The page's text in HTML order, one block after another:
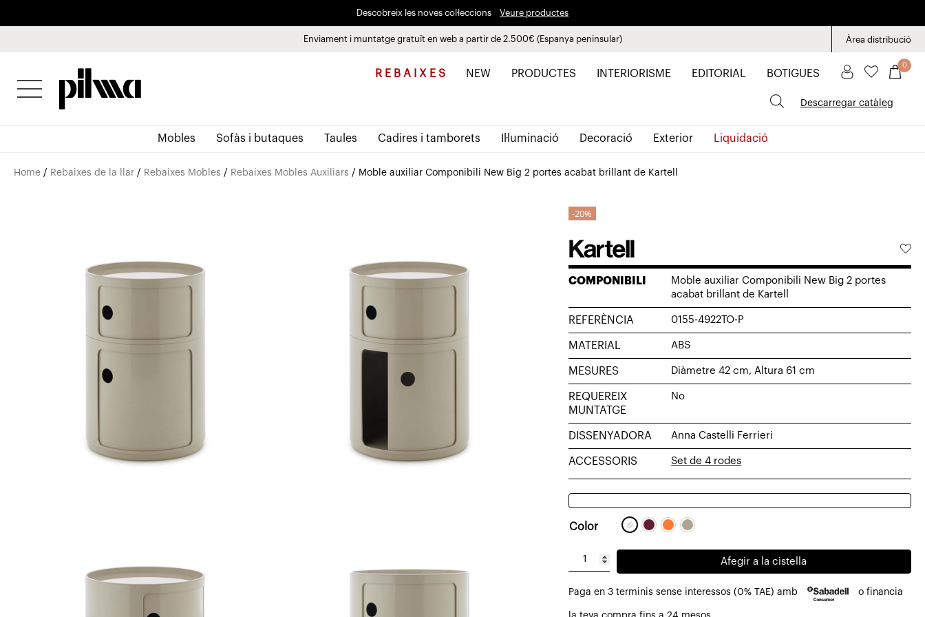
Paga a plaços fins a 3 mesos sense interessos 0% TAE
Descobreix les noves col·leccions Veure productes
Enviament i muntatge gratuït en web a partir de 2.500€ (Espanya peninsular) Àrea distribució
pilma R E B A I X E S NEW PRODUCTES INTERIORISME EDITORIAL BOTIGUES
0
Descarregar catàleg
Mobles Sofàs i butaques Taules Cadires i tamborets Il·luminació Decoració Exterior Liquidació
Home / Rebaixes de la llar / Rebaixes Mobles / Rebaixes Mobles Auxiliars / Moble auxiliar Componibili New Big 2 portes acabat brillant de Kartell
20%
COMPONIBILI
Moble auxiliar Componibili New Big 2 portes
acabat brillant de Kartell
REFERÈNCIA 0155-4922TO-P
MATERIAL ABS
MESURES Diàmetre 42 cm, Altura 61 cm
REQUEREIX
MUNTATGE
No
DISSENYADORA Anna Castelli Ferrieri
ACCESSORIS Set de 4 rodes
Color
quantitat
Moble
auxiliar
Afegir a la cistella
Paga en 3 terminis sense interessos (0% TAE) amb o financia